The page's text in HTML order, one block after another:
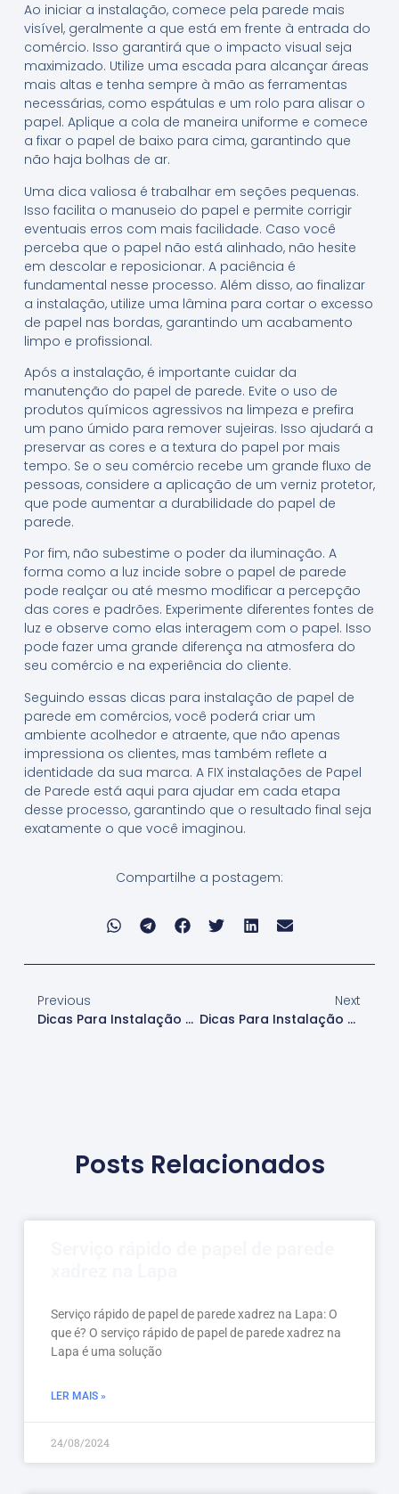
Ao iniciar a instalação, comece pela parede mais
visível, geralmente a que está em frente à entrada do
comércio. Isso garantirá que o impacto visual seja
maximizado. Utilize uma escada para alcançar áreas
mais altas e tenha sempre à mão as ferramentas
necessárias, como espátulas e um rolo para alisar o
papel. Aplique a cola de maneira uniforme e comece
a fixar o papel de baixo para cima, garantindo que
não haja bolhas de ar.
Uma dica valiosa é trabalhar em seções pequenas.
Isso facilita o manuseio do papel e permite corrigir
eventuais erros com mais facilidade. Caso você
perceba que o papel não está alinhado, não hesite
em descolar e reposicionar. A paciência é
fundamental nesse processo. Além disso, ao finalizar
a instalação, utilize uma lâmina para cortar o excesso
de papel nas bordas, garantindo um acabamento
limpo e profissional.
Após a instalação, é importante cuidar da
manutenção do papel de parede. Evite o uso de
produtos químicos agressivos na limpeza e prefira
um pano úmido para remover sujeiras. Isso ajudará a
preservar as cores e a textura do papel por mais
tempo. Se o seu comércio recebe um grande fluxo de
pessoas, considere a aplicação de um verniz protetor,
que pode aumentar a durabilidade do papel de
parede.
Por fim, não subestime o poder da iluminação. A
forma como a luz incide sobre o papel de parede
pode realçar ou até mesmo modificar a percepção
das cores e padrões. Experimente diferentes fontes de
luz e observe como elas interagem com o papel. Isso
pode fazer uma grande diferença na atmosfera do
seu comércio e na experiência do cliente.
Seguindo essas dicas para instalação de papel de
parede em comércios, você poderá criar um
ambiente acolhedor e atraente, que não apenas
impressiona os clientes, mas também reflete a
identidade da sua marca. A FIX instalações de Papel
de Parede está aqui para ajudar em cada etapa
desse processo, garantindo que o resultado final seja
exatamente o que você imaginou.
Compartilhe a postagem:
Previous
Dicas Para Instalação De Papel De Parede Em Casas
Next
Dicas Para Instalação De Papel De Parede Em Condomínios
Posts Relacionados
Serviço rápido de papel de parede xadrez na Lapa: O
que é? O serviço rápido de papel de parede xadrez na
Lapa é uma solução
LER MAIS »
24/08/2024